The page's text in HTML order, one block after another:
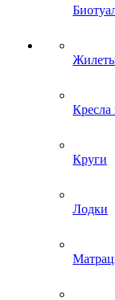
Кресла
Круги
Лодки